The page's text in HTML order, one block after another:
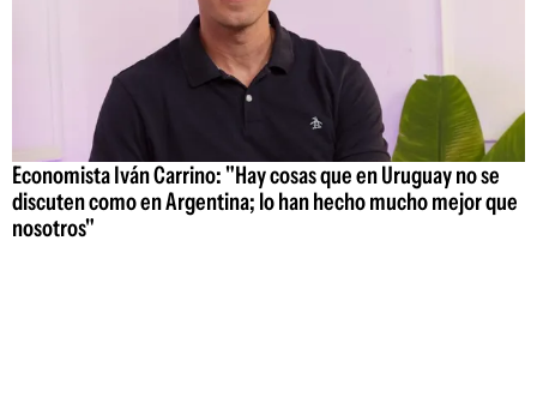
Economista Iván Carrino: "Hay cosas que en Uruguay no se
discuten como en Argentina; lo han hecho mucho mejor que
nosotros"